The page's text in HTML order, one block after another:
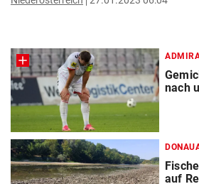
nach
auf